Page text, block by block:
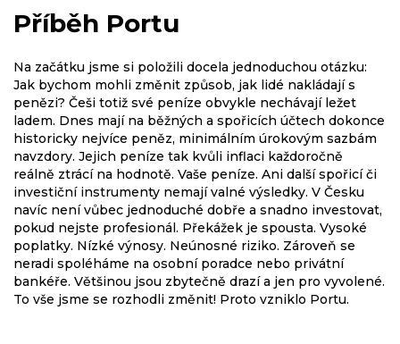
Příběh Portu
Na začátku jsme si položili docela jednoduchou otázku:
Jak bychom mohli změnit způsob, jak lidé nakládají s
penězi? Češi totiž své peníze obvykle nechávají ležet
ladem. Dnes mají na běžných a spořicích účtech dokonce
historicky nejvíce peněz, minimálním úrokovým sazbám
navzdory. Jejich peníze tak kvůli inflaci každoročně
reálně ztrácí na hodnotě. Vaše peníze. Ani další spořicí či
investiční instrumenty nemají valné výsledky. V Česku
navíc není vůbec jednoduché dobře a snadno investovat,
pokud nejste profesionál. Překážek je spousta. Vysoké
poplatky. Nízké výnosy. Neúnosné riziko. Zároveň se
neradi spoléháme na osobní poradce nebo privátní
bankéře. Většinou jsou zbytečně drazí a jen pro vyvolené.
To vše jsme se rozhodli změnit! Proto vzniklo Portu.